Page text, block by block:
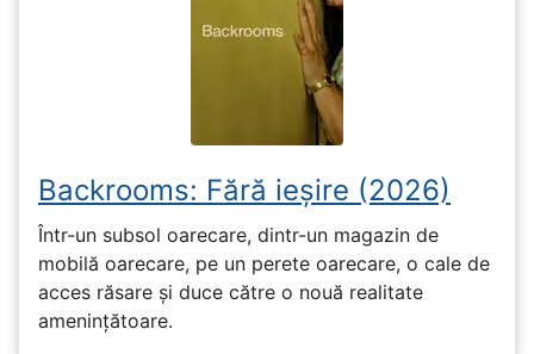
Backrooms: Fără ieșire (2026)
Într-un subsol oarecare, dintr-un magazin de
mobilă oarecare, pe un perete oarecare, o cale de
acces răsare și duce către o nouă realitate
amenințătoare.